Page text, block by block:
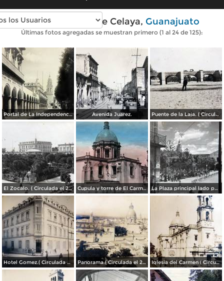
Fotos antiguas de Celaya, Guanajuato
Últimas fotos agregadas se muestran primero (1 al 24 de 125):
Portal de La Independencia. Avenida Juarez. Puente de la Laja. ( Circulada el 23 de Junio de 1909 ).
El Zocalo. ( Circulada el 23 de Junio de 1909 ). Cupula y torre de El Carmen. ( Circulada el 22 de Agosto de 1943 ). La Plaza principal lado poniente.
Hotel Gomez.( Circulada el 23 de Julio de 1909 ). Panorama.( Circulada el 25 de Junio de 1909 ). Iglesia del Carmen ( Circulada el 15 de Junioo de 1909 ).